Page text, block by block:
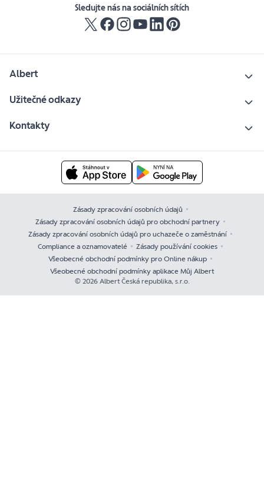
Sledujte nás na sociálních sítích
Albert
Užitečné odkazy
Kontakty
Zásady zpracování osobních údajů
Zásady zpracování osobních údajů pro obchodní partnery
Zásady zpracování osobních údajů pro uchazeče o zaměstnání
Compliance a oznamovatelé
Zásady používání cookies
Všeobecné obchodní podmínky pro Online nákup
Všeobecné obchodní podmínky aplikace Můj Albert
© 2026 Albert Česká republika, s.r.o.